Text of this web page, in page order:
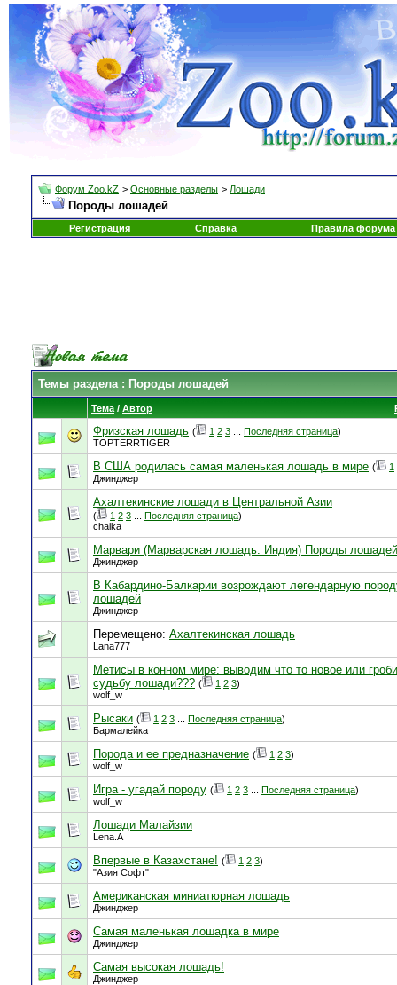
Форум Zoo.kZ > Основные разделы > Лошади
Породы лошадей
Регистрация Справка Правила форума
Темы раздела: Породы лошадей
Тема / Автор
Фризская лошадь ( 1 2 3 Последняя страница)
TOPTERRTIGER
В США родилась самая маленькая лошадь в мире (
1
Джинджер
Ахалтекинские лошади в Центральной Азии
( 1 2 3 Последняя страница)
chaika
Марвари (Марварская лошадь. Индия) Породы лошадей
Джинджер
В Кабардино-Балкарии возрождают легендарную
лошадей
Джинджер
Перемещено: Ахалтекинская лошадь
Lana777
Метисы в конном мире: выводим что то новое или
судьбу лошади??? ( 1 2 3)
wolf_w
Рысаки ( 1 2 3 Последняя страница)
Бармалейка
Порода и ее предназначение ( 1 2 3)
wolf_w
Игра - угадай породу ( 1 2 3 Последняя страница)
wolf_w
Лошади Малайзии
Lena.A
Впервые в Казахстане! ( 1 2 3)
"Азия Софт"
Американская миниатюрная лошадь
Джинджер
Cамая маленькая лошадка в мире
Джинджер
Самая высокая лошадь!
Джинджер